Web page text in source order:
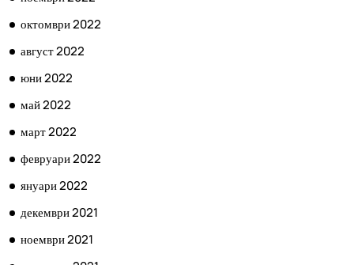
октомври 2022
август 2022
юни 2022
май 2022
март 2022
февруари 2022
януари 2022
декември 2021
ноември 2021